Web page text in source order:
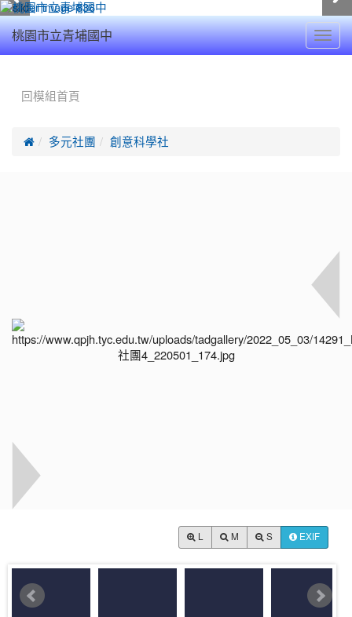
桃園市立青埔國中
回模組首頁
 多元社團 創意科學社
M S EXIF